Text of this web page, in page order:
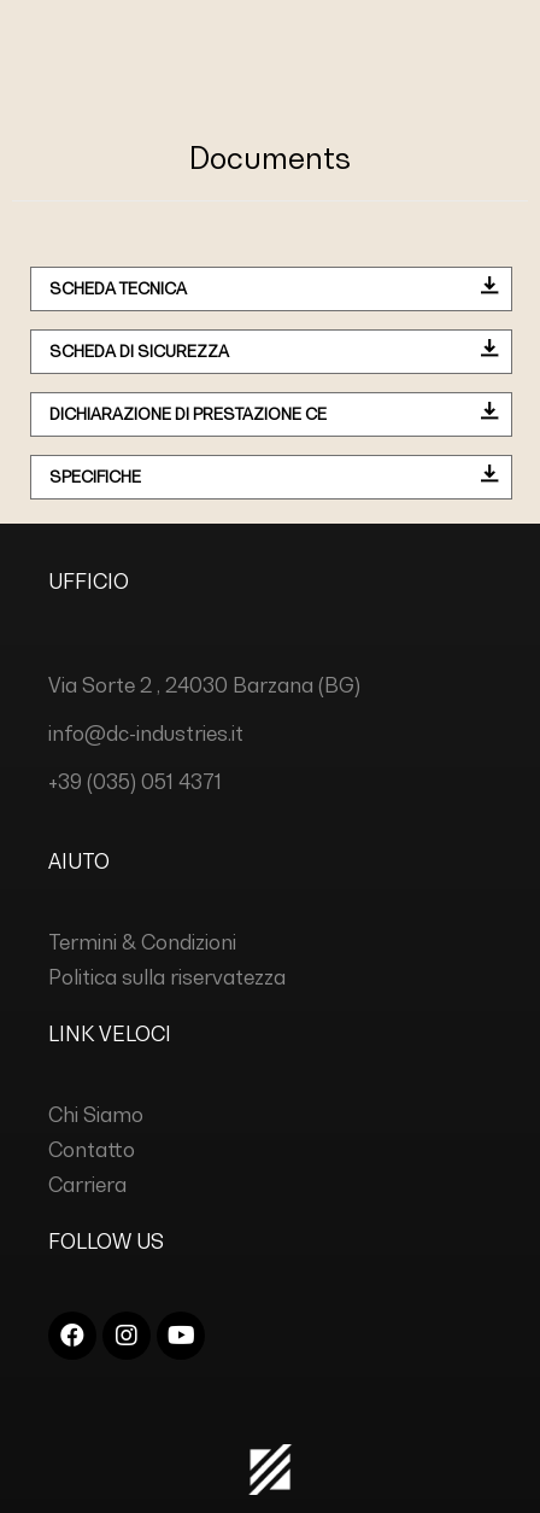
Documents
SCHEDA TECNICA
SCHEDA DI SICUREZZA
DICHIARAZIONE DI PRESTAZIONE CE
SPECIFICHE
UFFICIO
Via Sorte 2 , 24030 Barzana (BG)
info@dc-industries.it
+39 (035) 051 4371
AIUTO
Termini & Condizioni
Politica sulla riservatezza
LINK VELOCI
Chi Siamo
Contatto
Carriera
FOLLOW US